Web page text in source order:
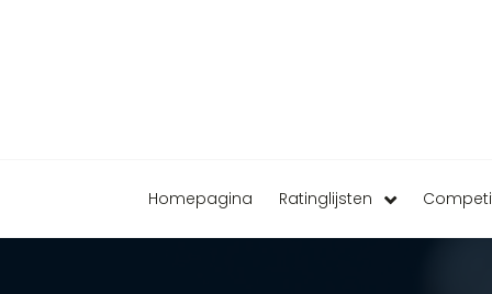
Homepagina Ratinglijsten